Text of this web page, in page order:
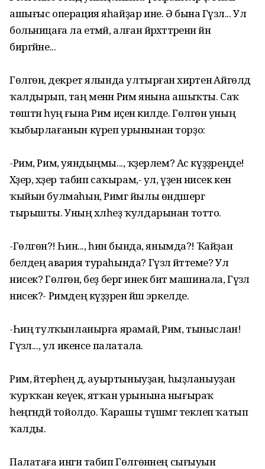
ашығыс операция яһайҙар ине. Ә бына Гүзәл... Ул
больницаға ла етмәй, алған йәрәхәттәренән йән
биргәйне...
Гөлгөнә, декрет ялында ултырған әхирәтенә Айгөлдә
ҡалдырып, таң менән Рим янына ашыҡты. Саҡ
төштән һуң ғына Рим иҫенә килде. Гөлгөнә уның
ҡыбырлағанын күреп урынынан торҙо:
-Рим, Рим, уяндыңмы..., ҡәҙерлем? Ас күҙҙәреңде!
Хәҙер, хәҙер табип саҡырам,- ул, үҙенә нисек кенә
ҡыйын булмаһын, Римгә йылы өндәшергә
тырышты. Уның хәлһеҙ ҡулдарынан тотто.
-Гөлгөнә?! Һин..., һин бында, янымда?! Ҡайҙан
белдең авария тураһында? Гүзәл әйттеме? Ул
нисек? Гөлгөнә, беҙ бергә инек бит машинала, Гүзәл
нисек?- Римдең күҙҙәренә йәш эркелде.
-Һиңә тулҡынланырға ярамай, Рим, тыныслан!
Гүзәл..., ул икенсе палатала.
Рим, әйтерһең дә, ауыртыныуҙан, һыҙланыуҙан
ҡурҡҡан кеүек, ятҡан урынына нығыраҡ
һеңгәндәй тойолдо. Ҡарашы түшәмгә текәлеп ҡатып
ҡалды.
Палатаға ингән табип Гөлгөнәнең сығыуын